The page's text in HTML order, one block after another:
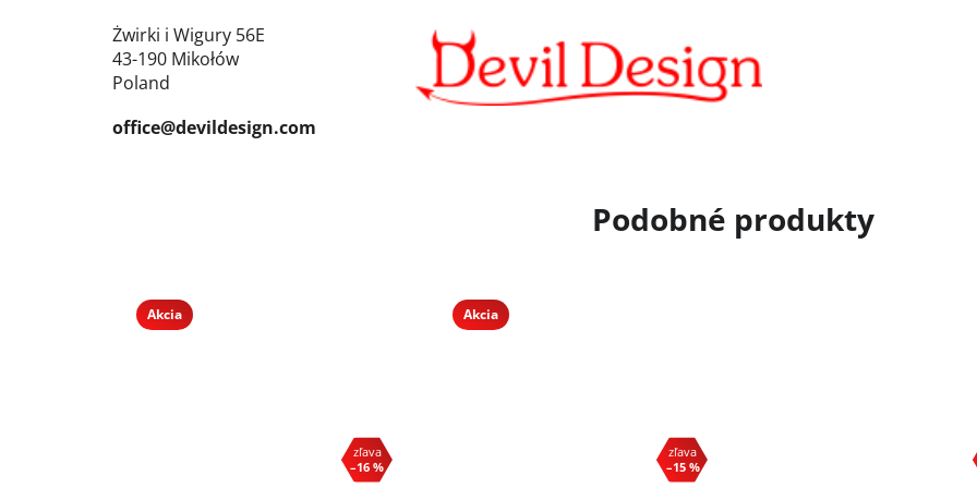
Akcia
–16 %
Akcia
–15 %
Żwirki i Wigury 56E
43-190 Mikołów
Poland
office@devildesign.com